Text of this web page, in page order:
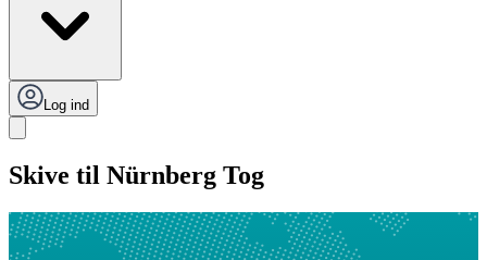
Log ind
Skive til Nürnberg Tog